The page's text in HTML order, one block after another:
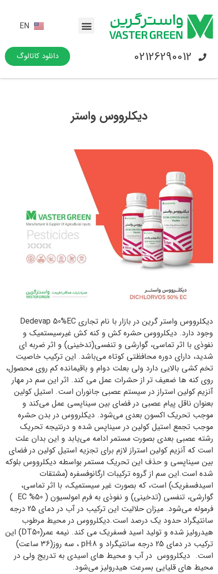
EN
02126290012 دانلود کاتالوگ
دیکلرووس واستر
وجود دارد. دیکلرووس حشره كش و كنه كش غيرسيستميك و
نفوذی با اثر تماسی، گوارشی و تنفسی(تدخينی) و اثر ضربه ای
شديد، دارای دوره محافظتی کوتاه می‌باشد. این ترکیب خاصیت
تخم کشی بالایی دارد ولی بعلت دوام و باقیمانده کم روی محصول،
روی کنه ها ضعیف تر از حشرات عمل می کند. اثر اين سم در مهار
آنزيم كولين استراز در سيستم عصبي جانوران است. استيل كولين
بعنوان ناقل پيام عصبی در فضای بين سيناپسی عمل مي‌كند و
موجب تحريك اكسون بعدی می‌شود. دیکلرووس در بدن حشره
موجب تجمع استيل كولين در سيناپس شده و درنتيجه تحريك
رشته عصبی بعدی بصورت مستمر ادامه می‌يابد و این بدان علت
است که آنزيم كولين استراز لازم برای تجزيه استيل كولين در فضای
بين سيناپسي و حذف اين تحريك مستمر بواسطه دیکلرووس بلوكه
شده است.این سم از گروه تركيبات ارگانوفسفره (مشتقات
اسيدفسفريك) است، كه بصورت غير سيستميك، با اثر تماسي،
گوارشی، تنفسی (تدخينی) و نفوذی به فرم امولسيون ( 50% EC )
فرموله مي‌شود. ميزان حلاليت اين تركيب در آب در دماي 25 درجه
سانتيگراد حدود يك درصد است.دیکلرووس در محيط مرطوب
هيدروليز شده و توليد اسيد فسفريك می كند. نیمه عمر(DT50) اين
تركيب در دماي 25 درجه سانتيگراد و pH:8 ، سه روز(36 ساعت)
است. دیکلرووس در آب و محيط های اسيدی به تدريج ولی در
محيط های قليايی بسرعت هيدروليز می‌شود.